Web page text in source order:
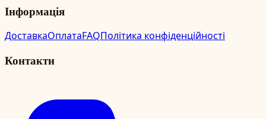
Інформація
ДоставкаОплатаFAQПолітика конфіденційності
Контакти